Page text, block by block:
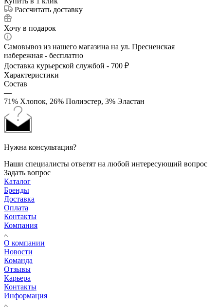
Рассчитать доставку
Хочу в подарок
Самовывоз из нашего магазина на ул. Пресненская
набережная - бесплатно
Доставка курьерской службой - 700 ₽
Характеристики
Состав
—
71% Хлопок, 26% Полиэстер, 3% Эластан
Нужна консультация?
Наши специалисты ответят на любой интересующий вопрос
Задать вопрос
Каталог
Бренды
Доставка
Оплата
Контакты
Компания
О компании
Новости
Команда
Отзывы
Карьера
Контакты
Информация